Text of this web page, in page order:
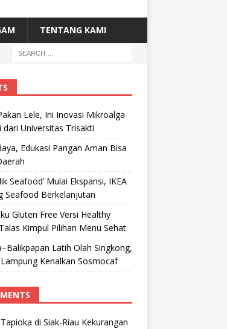
TENTANG KAMI
Lele, Ini Inovasi Mikroalga
dari Universitas Trisakti
Edukasi Pangan Aman Bisa
Seafood’ Mulai Ekspansi, IKEA
Seafood Berkelanjutan
Gluten Free Versi Healthy
Kimpul Pilihan Menu Sehat
Latih Olah Singkong,
Kenalkan Sosmocaf
di Siak-Riau Kekurangan